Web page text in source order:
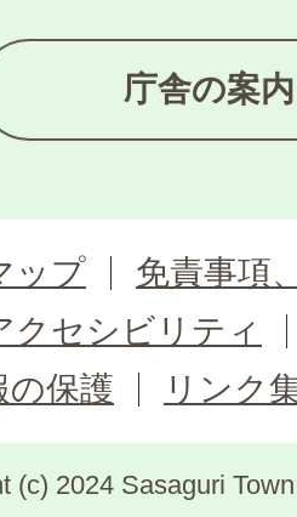
庁舎の案内
ップ
免責事項
クセシビリティ
の保護
リンク
(c) 2024 Sasaguri